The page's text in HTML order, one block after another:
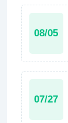
08/05
07/27